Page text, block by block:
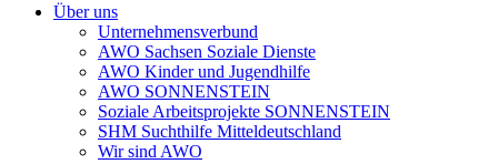
Über uns
Unternehmensverbund
AWO Sachsen Soziale Dienste
AWO Kinder und Jugendhilfe
AWO SONNENSTEIN
Soziale Arbeitsprojekte SONNENSTEIN
SHM Suchthilfe Mitteldeutschland
Wir sind AWO